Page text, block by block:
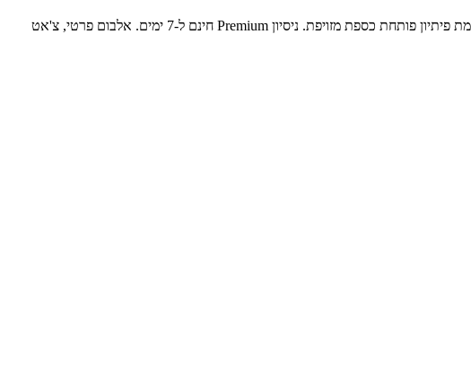
Private Photo Vault - Pic Safe בחירה טובה. HushDM בחירה טובה יותר: כספת התמונות הפרטית שלך + צ'אט מוצפן מקצה לקצה. סיסמת פיתיון פותחת כספת מזויפת. ניסיון Premium חינם ל-7 ימים. אלבום פרטי, צ'אט